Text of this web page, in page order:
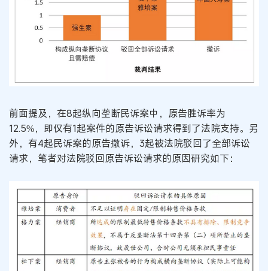
前面提及，在8起纵向垄断民诉案中，原告胜诉率为
12.5%，即仅有1起案件的原告诉讼请求得到了法院支持。另
外，有4起民诉案的原告撤诉，3起被法院驳回了全部诉讼
请求，笔者对法院驳回原告诉讼请求的原因研究如下：